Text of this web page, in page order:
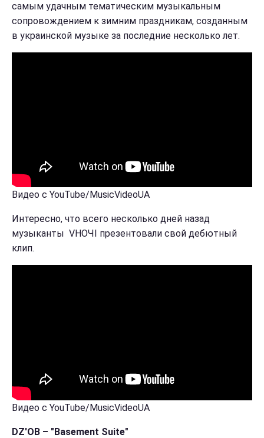
самым удачным тематическим музыкальным
сопровождением к зимним праздникам, созданным
в украинской музыке за последние несколько лет.
Видео с YouTube/MusicVideoUA
Интересно, что всего несколько дней назад
музыканты VНОЧІ презентовали свой дебютный
клип.
Видео с YouTube/MusicVideoUA
DZ'OB – "Basement Suite"